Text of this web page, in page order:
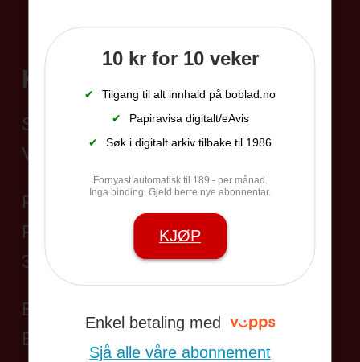
10 kr for 10 veker
✔
Tilgang til alt innhald på boblad.no
✔
Papiravisa digitalt/eAvis
✔
Søk i digitalt arkiv tilbake til 1986
Fornyast automatisk til 189,- per månad.
Inga binding. Gjeld berre nye abonnentar.
KJØP
Enkel betaling med
Sjå alle våre abonnement
Kontakt
Sentralbord 35 95 19 45
Vakttelefon 406 24 528
Postadresse:
Postboks 104,
3833 Bø i Telemark
Besøksadresse:
Bøgata 69, Bø sentrum